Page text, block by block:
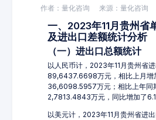
作者：量化咨询 来源：量化咨询
一、2023年11月贵州省
及进出口差额统计分析
（一）进出口总额统计
以人民币计，2023年11月贵州省
89,6437.6698万元，相比上月增
36,6098.5957万元；相比上年同
2,7813.4843万元，同比增加了
以美元计，2023年11月贵州省进